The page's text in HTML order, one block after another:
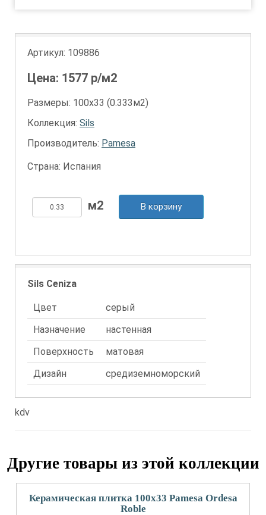
Артикул: 109886
Цена: 1577 р/м2
Размеры: 100х33 (0.333м2)
Коллекция: Sils
Производитель: Pamesa
Страна: Испания
В корзину
Sils Ceniza
Цвет
серый
Назначение
настенная
Поверхность
матовая
Дизайн
средиземноморский
kdv
Другие товары из этой коллекции
Керамическая плитка 100x33 Pamesa Ordesa
Roble